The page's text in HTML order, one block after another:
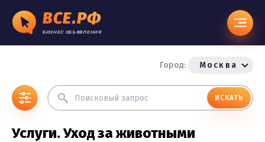
ВСЕ.РФ
БИЗНЕС ОБЪЯВЛЕНИЯ
Город: Москва
ИСКАТЬ
Услуги. Уход за животными